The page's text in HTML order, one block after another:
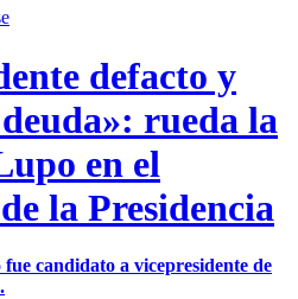
defacto y
rueda la
en el
la Presidencia
candidato a vicepresidente de